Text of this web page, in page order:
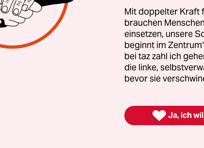
Trump gibt vor, ein Präsident zu sein , im
Betrügerin Elizabeth Holmes einen eher
versprach etwa HIV und Hepatitis schneller
gerade eine Dokumentation über sie.
Mit doppelter Kraft
brauchen
einsetzen, unsere
beginnt im
bei taz zahl ich
die linke,
bevor sie
 Ja, ich